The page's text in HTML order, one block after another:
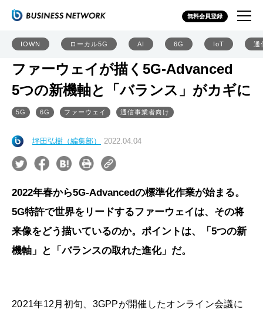
無料会員登録
IOWN ローカル5G AI 6G IoT 通
ファーウェイが描く5G-Advanced
5つの新機軸と「バランス」がカギに
5G 6G ファーウェイ 通信事業者向け
坪田弘樹（編集部） 2022.04.04
2022年春から5G-Advancedの標準化作業が始まる。
5G特許で世界をリードするファーウェイは、その将
来像をどう描いているのか。ポイントは、「5つの新
機軸」と「バランスの取れた進化」だ。
2021年12月初旬、3GPPが開催したオンライン会議に